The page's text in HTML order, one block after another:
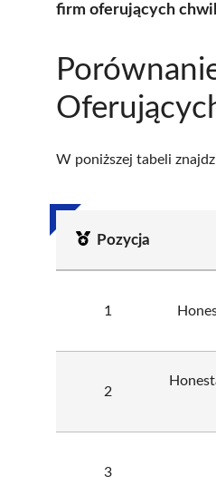
firm oferujących
W poniższej tabeli
Pozycja
1
2
3